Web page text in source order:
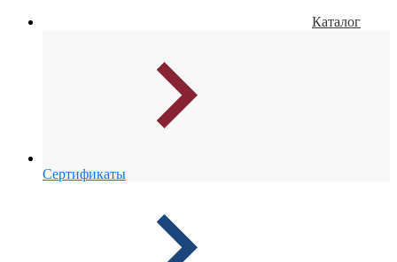
Каталог
Сертификаты